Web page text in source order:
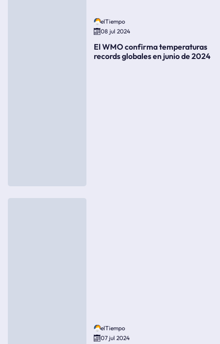
elTiempo
08 jul 2024
El WMO confirma temperaturas
records globales en junio de 2024
elTiempo
07 jul 2024